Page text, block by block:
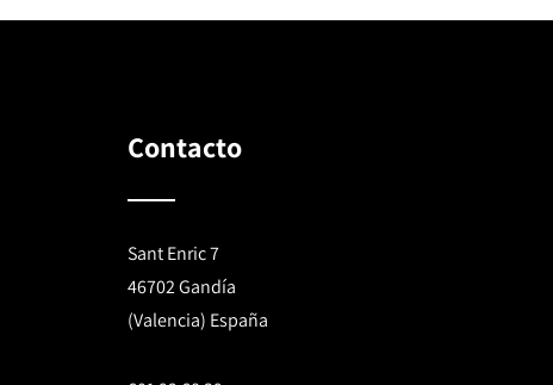
Contacto
Sant Enric 7
46702 Gandía
(Valencia) España